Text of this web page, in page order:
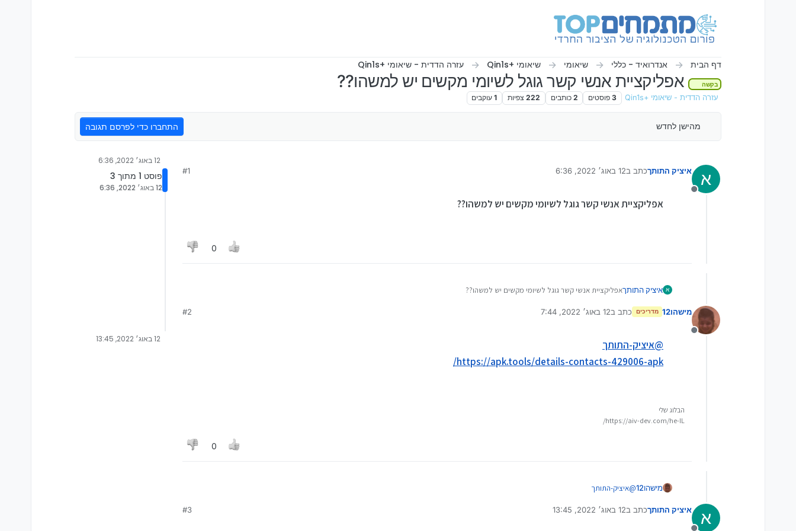
דף הבית אנדרואיד - כללי שיאומי שיאומי +Qin1s עזרה הדדית - שיאומי +Qin1s
בקשה אפליקציית אנשי קשר גוגל לשיומי מקשים יש למשהו??
עזרה הדדית - שיאומי +Qin1s 3 פוסטים 2 כותבים 222 צפיות 1 עוקבים
מהישן לחדש התחברו כדי לפרסם תגובה
א
מנותק
איציק התותךכתב ב12 באוג׳ 2022, 6:36
נערך לאחרונה על ידי
#1
אפליקציית אנשי קשר גוגל לשיומי מקשים יש למשהו??
0
א איציק התותךאפליקציית אנשי קשר גוגל לשיומי מקשים יש למשהו??
מנותק
מישהו12 מדריכים כתב ב12 באוג׳ 2022, 7:44
נערך לאחרונה על ידי
#2
@איציק-התותך
https://apk.tools/details-contacts-429006-apk/
הבלוג שלי
https://aiv-dev.com/he-IL/
0
מישהו12 @איציק-התותך
א איציק התותךכתב ב12 באוג׳ 2022, 13:45
נערך לאחרונה על ידי
#3
12 באוג׳ 2022, 6:36
פוסט 1 מתוך 3
12 באוג׳ 2022, 6:36
12 באוג׳ 2022, 13:45